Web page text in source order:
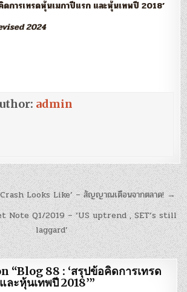
การเทรดหุ้นเมกาปีแรก และหุ้นเทพปี 2018’
2024
admin
Looks Like’ – สัญญาณเตือนจากตลาด! →
Note Q1/2019 – ‘US uptrend , SET’s still
laggard’
“Blog 88 : ‘สรุปข้อคิดการเทรด
ละหุ้นเทพปี 2018’”